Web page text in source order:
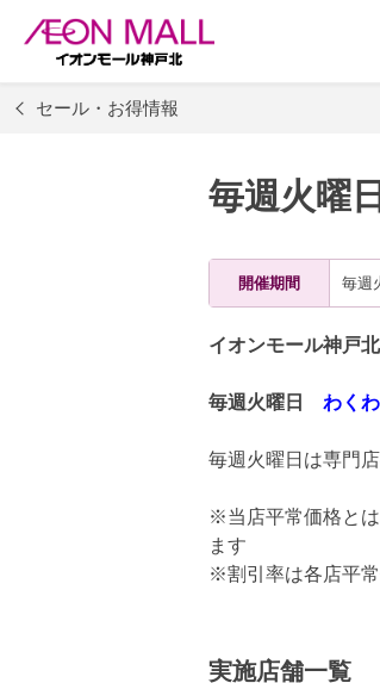
セール・お得情報
毎週火曜
開催期間 毎週
イオンモール神戸
毎週火曜日 わくわ
毎週火曜日は専門
※当店平常価格と
ます
※割引率は各店平
実施店舗一覧